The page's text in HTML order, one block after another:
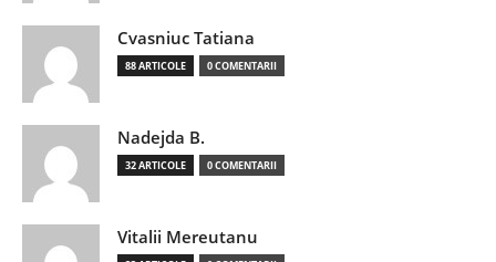
Cvasniuc Tatiana
88 ARTICOLE 0 COMENTARII
Nadejda B.
32 ARTICOLE 0 COMENTARII
Vitalii Mereutanu